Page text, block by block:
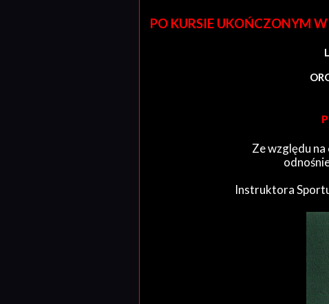
PO KURSIE UKOŃCZONYM
Ze względu
Instruktora